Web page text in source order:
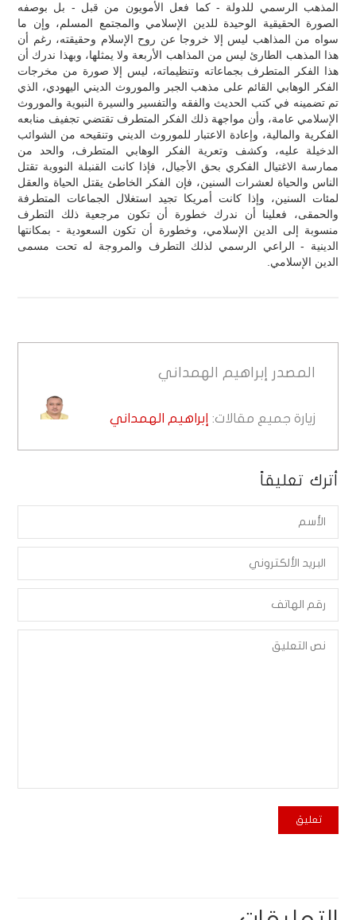
المذهب الرسمي للدولة - كما فعل الأمويون من قبل - بل بوصفه
الصورة الحقيقية الوحيدة للدين الإسلامي والمجتمع المسلم، وإن ما
سواه من المذاهب ليس إلا خروجا عن روح الإسلام وحقيقته، رغم أن
هذا المذهب الطارئ ليس من المذاهب الأربعة ولا يمثلها، وبهذا ندرك أن
هذا الفكر المتطرف بجماعاته وتنظيماته، ليس إلا صورة من مخرجات
الفكر الوهابي القائم على مذهب الجبر والموروث الديني اليهودي، الذي
تم تضمينه في كتب الحديث والفقه والتفسير والسيرة النبوية والموروث
الإسلامي عامة، وأن مواجهة ذلك الفكر المتطرف تقتضي تجفيف منابعه
الفكرية والمالية، وإعادة الاعتبار للموروث الديني وتنقيحه من الشوائب
الدخيلة عليه، وكشف وتعرية الفكر الوهابي المتطرف، والحد من
ممارسة الاغتيال الفكري بحق الأجيال، فإذا كانت القنبلة النووية تقتل
الناس والحياة لعشرات السنين، فإن الفكر الخاطئ يقتل الحياة والعقل
لمئات السنين، وإذا كانت أمريكا تجيد استغلال الجماعات المتطرفة
والحمقى، فعلينا أن ندرك خطورة أن تكون مرجعية ذلك التطرف
منسوبة إلى الدين الإسلامي، وخطورة أن تكون السعودية - بمكانتها
الدينية - الراعي الرسمي لذلك التطرف والمروجة له تحت مسمى
الدين الإسلامي.
المصدر إبراهيم الهمداني
زيارة جميع مقالات: إبراهيم الهمداني
أترك تعليقاً